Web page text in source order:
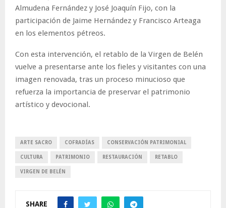
Almudena Fernández y José Joaquín Fijo, con la
participación de Jaime Hernández y Francisco Arteaga
en los elementos pétreos.
Con esta intervención, el retablo de la Virgen de Belén
vuelve a presentarse ante los fieles y visitantes con una
imagen renovada, tras un proceso minucioso que
refuerza la importancia de preservar el patrimonio
artístico y devocional.
ARTE SACRO COFRADÍAS CONSERVACIÓN PATRIMONIAL
CULTURA PATRIMONIO RESTAURACIÓN RETABLO
VIRGEN DE BELÉN
SHARE